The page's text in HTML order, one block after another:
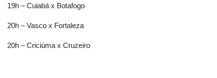
19h – Cuiabá x Botafogo
20h – Vasco x Fortaleza
20h – Criciúma x Cruzeiro